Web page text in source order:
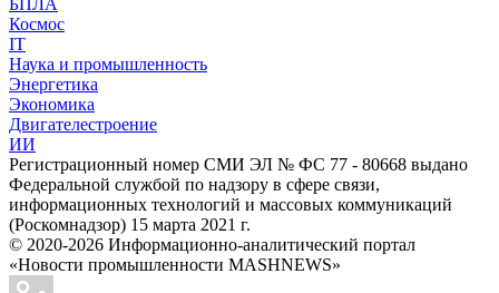
Космос
IT
Наука и промышленность
Энергетика
Экономика
Двигателестроение
ИИ
Регистрационный номер СМИ ЭЛ № ФС 77 - 80668 выдано
Федеральной службой по надзору в сфере связи,
информационных технологий и массовых коммуникаций
(Роскомнадзор) 15 марта 2021 г.
© 2020-2026 Информационно-аналитический портал
«Новости промышленности MASHNEWS»